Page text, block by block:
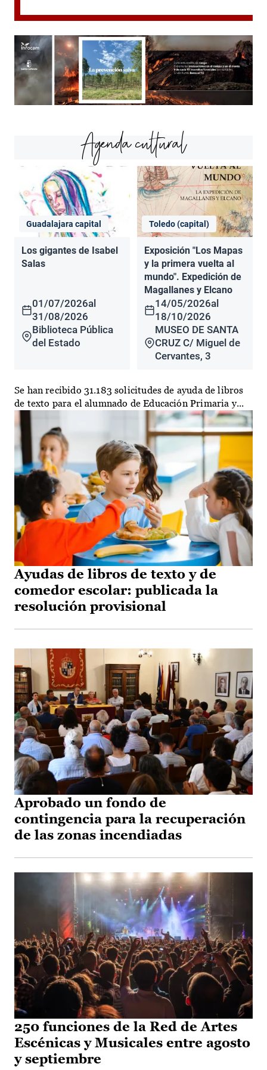
Agenda cultural
Guadalajara capital
Los gigantes de Isabel
Salas
01/07/2026al
31/08/2026
Biblioteca Pública
del Estado
Toledo (capital)
Exposición "Los Mapas
y la primera vuelta al
mundo". Expedición de
Magallanes y Elcano
14/05/2026al
18/10/2026
MUSEO DE SANTA
CRUZ C/ Miguel de
Cervantes, 3
Ayudas de libros de texto y de
comedor escolar: publicada la
resolución provisional
Se han recibido 31.183 solicitudes de ayuda de libros
de texto para el alumnado de Educación Primaria y...
Aprobado un fondo de
contingencia para la recuperación
de las zonas incendiadas
250 funciones de la Red de Artes
Escénicas y Musicales entre agosto
y septiembre